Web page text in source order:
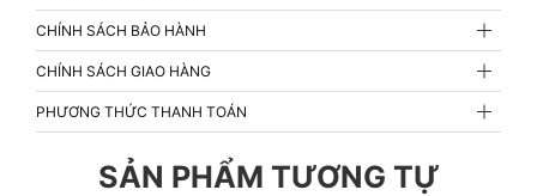
CHÍNH SÁCH BẢO HÀNH
CHÍNH SÁCH GIAO HÀNG
PHƯƠNG THỨC THANH TOÁN
SẢN PHẨM TƯƠNG TỰ